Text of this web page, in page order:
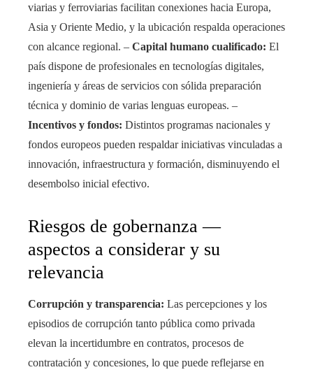
viarias y ferroviarias facilitan conexiones hacia Europa,
Asia y Oriente Medio, y la ubicación respalda operaciones
con alcance regional. – Capital humano cualificado: El
país dispone de profesionales en tecnologías digitales,
ingeniería y áreas de servicios con sólida preparación
técnica y dominio de varias lenguas europeas. –
Incentivos y fondos: Distintos programas nacionales y
fondos europeos pueden respaldar iniciativas vinculadas a
innovación, infraestructura y formación, disminuyendo el
desembolso inicial efectivo.
Riesgos de gobernanza —
aspectos a considerar y su
relevancia
Corrupción y transparencia: Las percepciones y los
episodios de corrupción tanto pública como privada
elevan la incertidumbre en contratos, procesos de
contratación y concesiones, lo que puede reflejarse en